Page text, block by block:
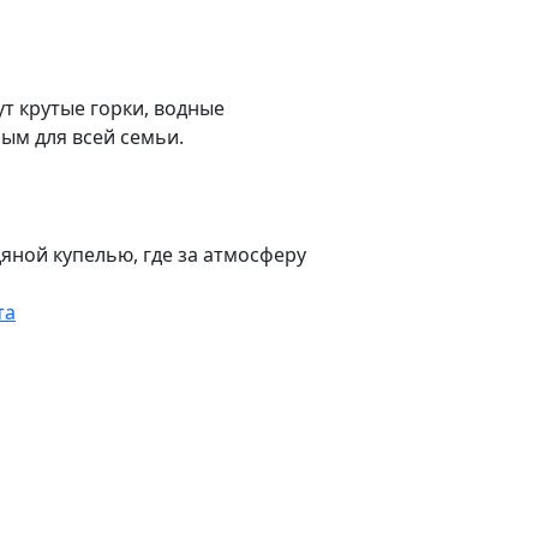
крутые горки, водные
для всей семьи.
купелью, где за атмосферу